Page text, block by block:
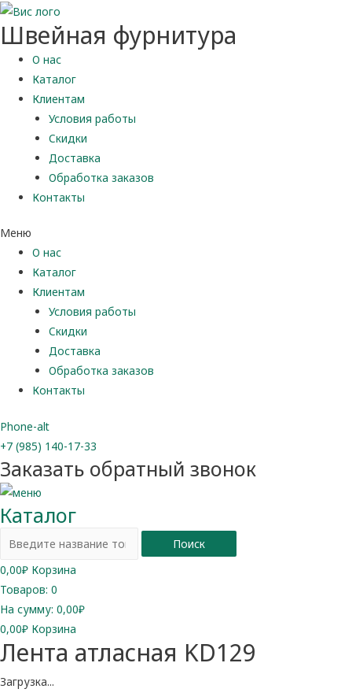
Швейная фурнитура
О нас
Каталог
Клиентам
Условия работы
Скидки
Доставка
Обработка заказов
Контакты
Меню
О нас
Каталог
Клиентам
Условия работы
Скидки
Доставка
Обработка заказов
Контакты
Phone-alt
+7 (985) 140-17-33
Заказать обратный звонок
Каталог
Поиск
0,00₽ Корзина
Товаров: 0
На сумму: 0,00₽
0,00₽ Корзина
Лента атласная KD129
Загрузка...